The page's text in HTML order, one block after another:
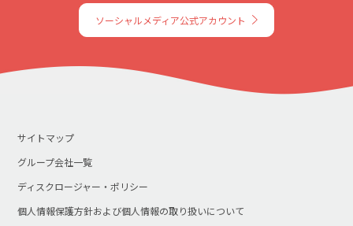
ソーシャルメディア公式アカウント
サイトマップ
グループ会社一覧
ディスクロージャー・ポリシー
個人情報保護方針および個人情報の取り扱いについて